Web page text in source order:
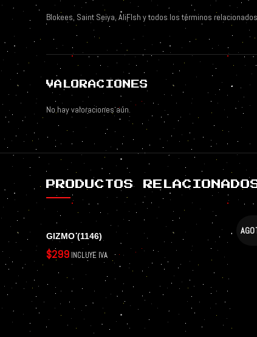
Blokees, Saint Seiya, AliFIsh y todos los términos
VALORACIONES
No hay valoraciones aún.
PRODUCTOS
GIZMO (1146)
$299 INCLUYE IVA
AÑADIR AL CARRITO